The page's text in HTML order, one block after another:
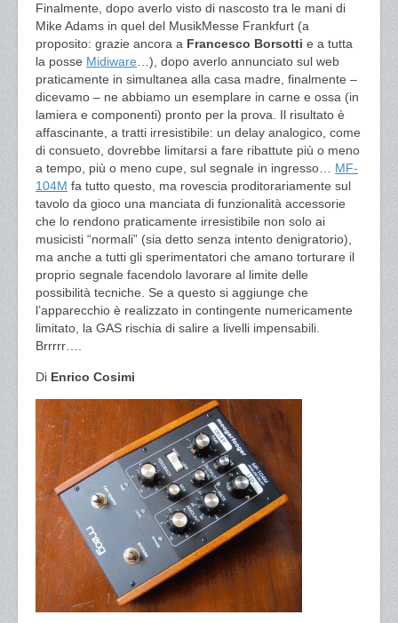
Finalmente, dopo averlo visto di nascosto tra le mani di
Mike Adams in quel del MusikMesse Frankfurt (a
proposito: grazie ancora a Francesco Borsotti e a tutta
la posse Midiware …), dopo averlo annunciato sul web
praticamente in simultanea alla casa madre, finalmente –
dicevamo – ne abbiamo un esemplare in carne e ossa (in
lamiera e componenti) pronto per la prova. Il risultato è
affascinante, a tratti irresistibile: un delay analogico, come
di consueto, dovrebbe limitarsi a fare ribattute più o meno
a tempo, più o meno cupe, sul segnale in ingresso… MF-
104M fa tutto questo, ma rovescia proditorariamente sul
tavolo da gioco una manciata di funzionalità accessorie
che lo rendono praticamente irresistibile non solo ai
musicisti “normali” (sia detto senza intento denigratorio),
ma anche a tutti gli sperimentatori che amano torturare il
proprio segnale facendolo lavorare al limite delle
possibilità tecniche. Se a questo si aggiunge che
l’apparecchio è realizzato in contingente numericamente
limitato, la GAS rischia di salire a livelli impensabili.
Brrrrr….
Di Enrico Cosimi